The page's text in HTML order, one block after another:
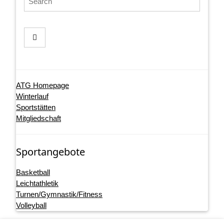
ATG Homepage
Winterlauf
Sportstätten
Mitgliedschaft
Sportangebote
Basketball
Leichtathletik
Turnen/Gymnastik/Fitness
Volleyball